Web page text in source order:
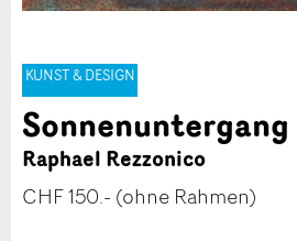
KUNST & DESIGN
Raphael Rezzonico
CHF 150.- (ohne Rahmen)